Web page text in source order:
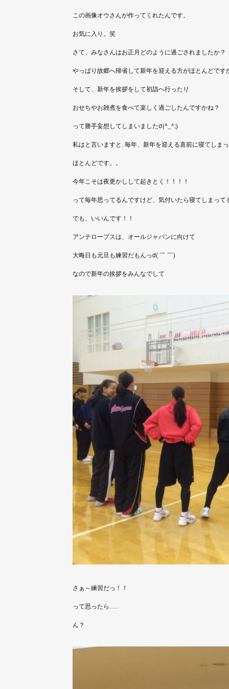
この画像オウさんが作ってくれたんです。
お気に入り。笑
さて、みなさんはお正月どのように過ごされましたか？
やっぱり故郷へ帰省して新年を迎える方がほとんどです
そして、新年を挨拶をして初詣へ行ったり
おせちやお雑煮を食べて楽しく過ごしたんですかね？
って勝手妄想してしまいましたσ(^_^;)
私はと言いますと‥毎年、新年を迎える直前に寝てしま
ほとんどです。。
今年こそは夜更かしして起きとく！！！！
って毎年思ってるんですけど、気付いたら寝てしまって
でも、いいんです！！
アンテロープスは、オールジャパンに向けて
大晦日も元旦も練習だもんっd( ￣ ￣)
なので新年の挨拶をみんなでして
さぁ～練習だっ！！
って思ったら‥‥‥
ん？